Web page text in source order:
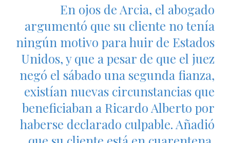
En ojos de Arcia, el abogado
argumentó que su cliente no tenía
ningún motivo para huir de Estados
Unidos, y que a pesar de que el juez
negó el sábado una segunda fianza,
existían nuevas circunstancias que
beneficiaban a Ricardo Alberto por
haberse declarado culpable. Añadió